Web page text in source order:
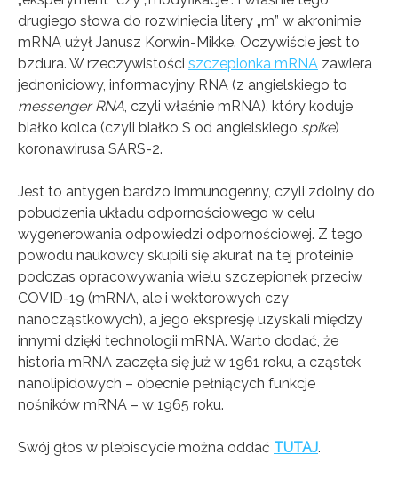
Bądź na biężaco!
Zapisz się na newsletter, aby
otrzymywać informacje o
nowych treściach na stronie
totylkoteoria.pl
x
drugiego słowa do rozwinięcia litery „m” w akronimie
mRNA użył Janusz Korwin-Mikke. Oczywiście jest to
bzdura. W rzeczywistości szczepionka mRNA zawiera
jednoniciowy, informacyjny RNA (z angielskiego to
messenger RNA, czyli właśnie mRNA), który koduje
białko kolca (czyli białko S od angielskiego spike)
koronawirusa SARS-2.
Jest to antygen bardzo immunogenny, czyli zdolny do
pobudzenia układu odpornościowego w celu
wygenerowania odpowiedzi odpornościowej. Z tego
powodu naukowcy skupili się akurat na tej proteinie
podczas opracowywania wielu szczepionek przeciw
COVID-19 (mRNA, ale i wektorowych czy
nanocząstkowych), a jego ekspresję uzyskali między
innymi dzięki technologii mRNA. Warto dodać, że
historia mRNA zaczęła się już w 1961 roku, a cząstek
nanolipidowych – obecnie pełniących funkcje
nośników mRNA – w 1965 roku.
Swój głos w plebiscycie można oddać TUTAJ.